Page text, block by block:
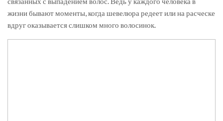
жизни бывают моменты, когда шевелюра редеет или на расческе
вдруг оказывается слишком много волосинок.